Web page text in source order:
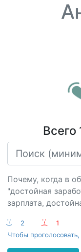
Всего
Почему, когда в
"достойная
зарплата,
:-) 2 :-(
1
Чтобы